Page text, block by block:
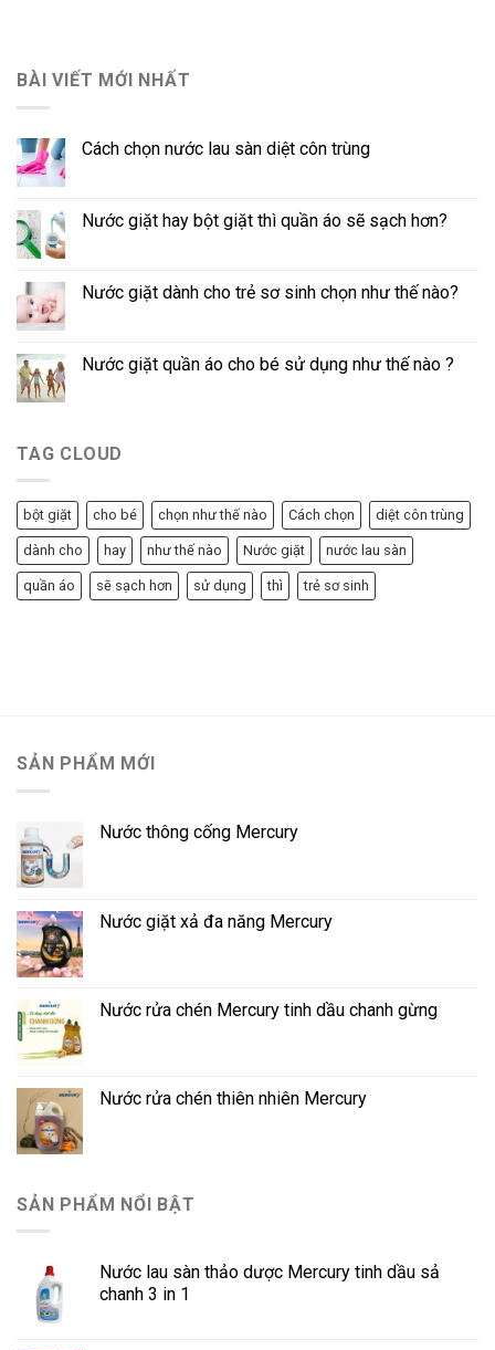
BÀI VIẾT MỚI NHẤT
Cách chọn nước lau sàn diệt côn trùng
Nước giặt hay bột giặt thì quần áo sẽ sạch hơn?
Nước giặt dành cho trẻ sơ sinh chọn như thế nào?
Nước giặt quần áo cho bé sử dụng như thế nào ?
TAG CLOUD
bột giặt cho bé chọn như thế nào Cách chọn diệt côn trùng
dành cho hay như thế nào Nước giặt nước lau sàn
quần áo sẽ sạch hơn sử dụng thì trẻ sơ sinh
SẢN PHẨM MỚI
Nước thông cống Mercury
Nước giặt xả đa năng Mercury
Nước rửa chén Mercury tinh dầu chanh gừng
Nước rửa chén thiên nhiên Mercury
SẢN PHẨM NỔI BẬT
Nước lau sàn thảo dược Mercury tinh dầu sả
chanh 3 in 1